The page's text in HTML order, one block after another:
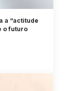
a “actitude
o futuro